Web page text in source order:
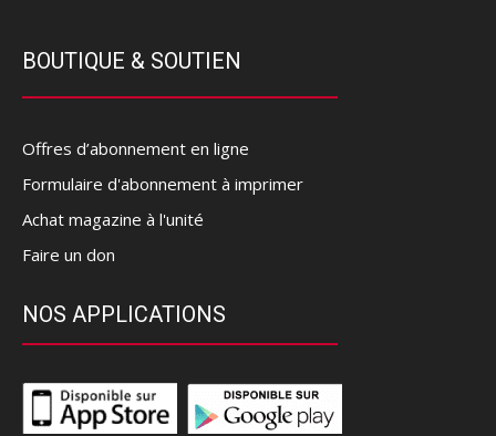
BOUTIQUE & SOUTIEN
Offres d’abonnement en ligne
Formulaire d'abonnement à imprimer
Achat magazine à l'unité
Faire un don
NOS APPLICATIONS